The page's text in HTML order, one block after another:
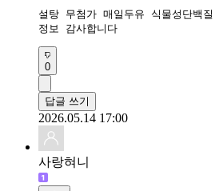
설탕 무첨가 매일두유 식물성단백질
정보 감사합니다
0
답글 쓰기
2026.05.14 17:00
사랑혀니